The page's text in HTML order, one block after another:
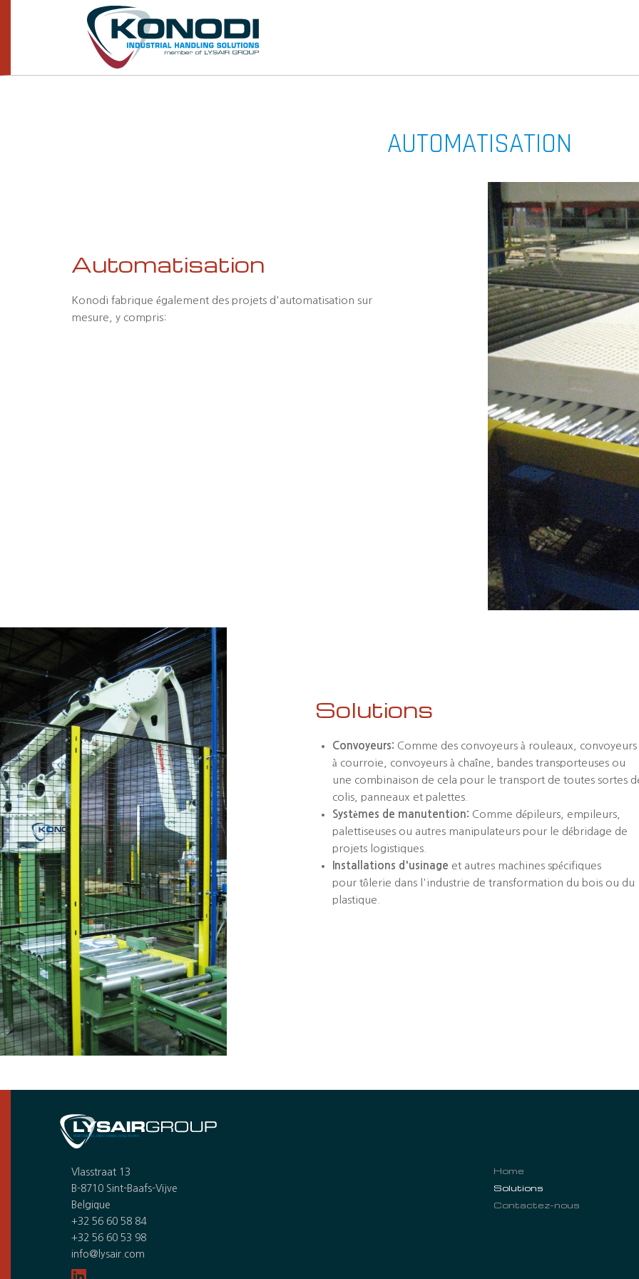
AUTOMATISATION
Automatisation
Konodi fabrique également des projets d'automatisation sur
mesure, y compris:
Solutions
Convoyeurs: Comme des convoyeurs à rouleaux, convoyeurs
à courroie, convoyeurs à chaîne, bandes transporteuses ou
une combinaison de cela pour le transport de toutes sortes
colis, panneaux et palettes.
Systèmes de manutention: Comme dépileurs, empileurs,
palettiseuses ou autres manipulateurs pour le débridage de
projets logistiques.
Installations d'usinage et autres machines spécifiques
pour tôlerie dans l'industrie de transformation du bois ou du
plastique.
Vlasstraat 13
B-8710 Sint-Baafs-Vijve
Belgique
+32 56 60 58 84
+32 56 60 53 98
info@lysair.com
Home
Solutions
Contactez-nous